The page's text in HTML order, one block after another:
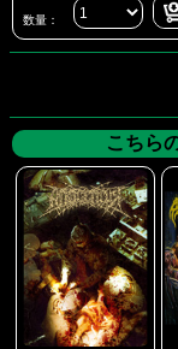
数量：
こちら